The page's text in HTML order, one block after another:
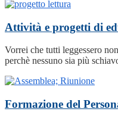
Attività e progetti di
Vorrei che tutti leggessero
perchè nessuno sia più
Formazione del